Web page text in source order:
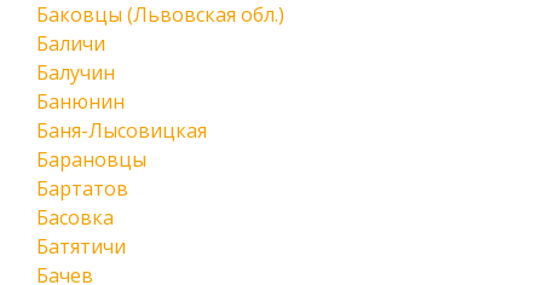
Баковцы (Львовская обл.)
Баличи
Балучин
Банюнин
Баня-Лысовицкая
Барановцы
Бартатов
Басовка
Батятичи
Бачев